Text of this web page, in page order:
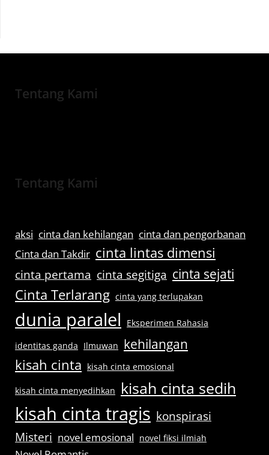
Tentang Kami
Tentang Kami
aksi cinta dan kehilangan cinta dan pengorbanan
Cinta dan Takdir cinta lintas dimensi
cinta pertama cinta segitiga cinta sejati
Cinta Terlarang cinta yang terlupakan
dunia paralel
Eksperimen Rahasia
identitas ganda Ilmuwan kehilangan
kisah cinta kisah cinta emosional
kisah cinta menyedihkan kisah cinta sedih
kisah cinta tragis konspirasi
Misteri novel emosional novel fiksi ilmiah